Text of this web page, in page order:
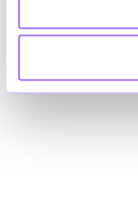
Löydät meidät myös